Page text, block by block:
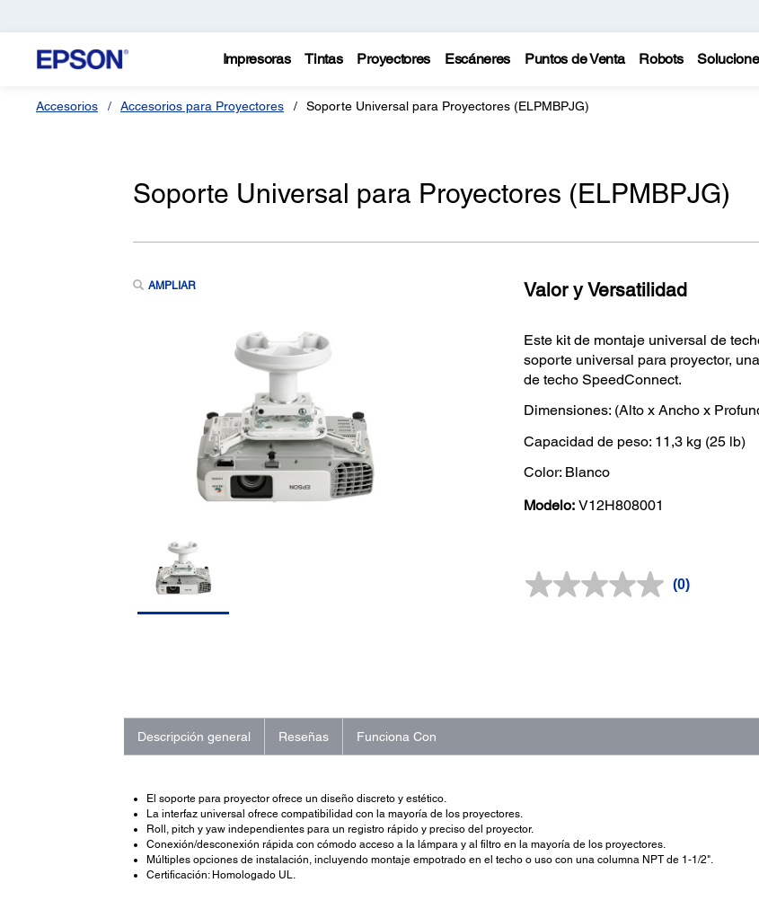
Impresoras Tintas Proyectores Escáneres Puntos de Venta Robots
Accesorios Accesorios para Proyectores Soporte Universal para Proyectores (ELPMBPJG)
Soporte Universal para Proyectores (ELPMBPJG)
AMPLIAR Valor y Versatilidad
Este kit de montaje universal de
soporte universal para proyector,
de techo SpeedConnect.
Dimensiones: (Alto x Ancho x
Capacidad de peso: 11,3 kg (25 lb)
Color: Blanco
Modelo: V12H808001
Sin
(0)
Descripción general Reseñas Funciona Con
El soporte para proyector ofrece un diseño discreto y estético.
La interfaz universal ofrece compatibilidad con la mayoría de los proyectores.
Roll, pitch y yaw independientes para un registro rápido y preciso del proyector.
Conexión/desconexión rápida con cómodo acceso a la lámpara y al filtro en la mayoría de los proyectores.
Múltiples opciones de instalación, incluyendo montaje empotrado en el techo o uso con una columna NPT de 1-1/2".
Certificación: Homologado UL.